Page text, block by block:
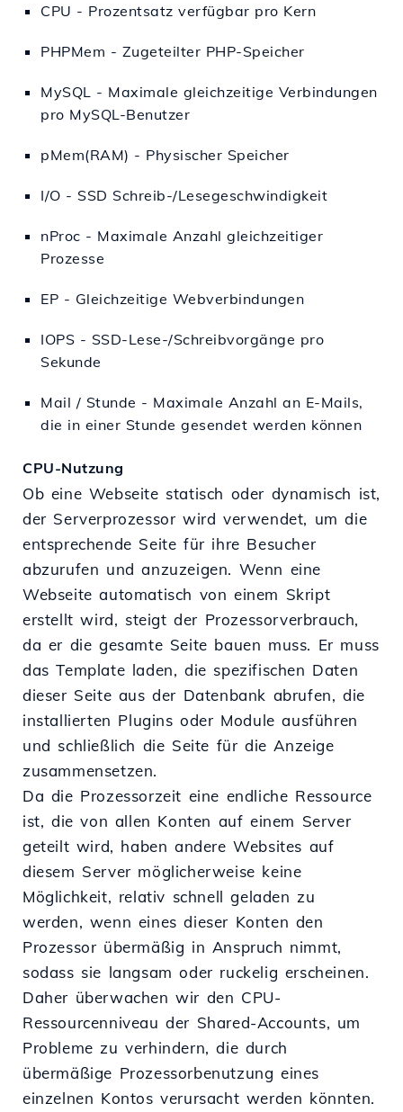
CPU - Prozentsatz verfügbar pro Kern
PHPMem - Zugeteilter PHP-Speicher
MySQL - Maximale gleichzeitige Verbindungen
pro MySQL-Benutzer
pMem(RAM) - Physischer Speicher
I/O - SSD Schreib-/Lesegeschwindigkeit
nProc - Maximale Anzahl gleichzeitiger
Prozesse
EP - Gleichzeitige Webverbindungen
IOPS - SSD-Lese-/Schreibvorgänge pro
Sekunde
Mail / Stunde - Maximale Anzahl an E-Mails,
die in einer Stunde gesendet werden können
CPU-Nutzung
Ob eine Webseite statisch oder dynamisch ist,
der Serverprozessor wird verwendet, um die
entsprechende Seite für ihre Besucher
abzurufen und anzuzeigen. Wenn eine
Webseite automatisch von einem Skript
erstellt wird, steigt der Prozessorverbrauch,
da er die gesamte Seite bauen muss. Er muss
das Template laden, die spezifischen Daten
dieser Seite aus der Datenbank abrufen, die
installierten Plugins oder Module ausführen
und schließlich die Seite für die Anzeige
zusammensetzen.
Da die Prozessorzeit eine endliche Ressource
ist, die von allen Konten auf einem Server
geteilt wird, haben andere Websites auf
diesem Server möglicherweise keine
Möglichkeit, relativ schnell geladen zu
werden, wenn eines dieser Konten den
Prozessor übermäßig in Anspruch nimmt,
sodass sie langsam oder ruckelig erscheinen.
Daher überwachen wir den CPU-
Ressourcenniveau der Shared-Accounts, um
Probleme zu verhindern, die durch
übermäßige Prozessorbenutzung eines
einzelnen Kontos verursacht werden könnten.